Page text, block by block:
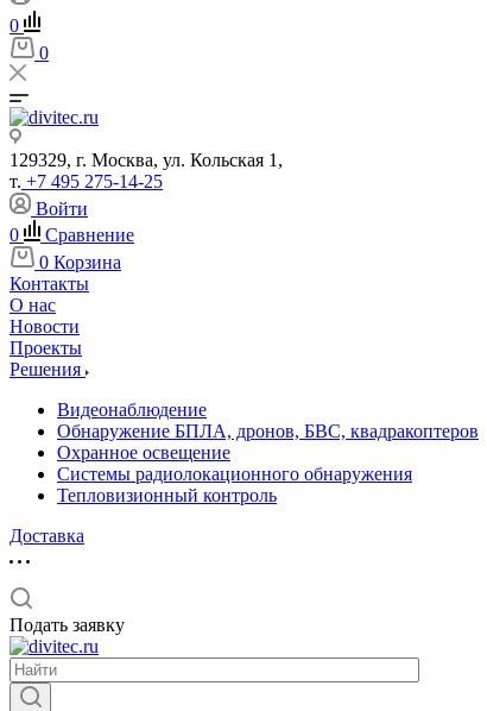
0
0
129329, г. Москва, ул. Кольская 1,
т. +7 495 275-14-25
Войти
0
Сравнение
0 Корзина
Контакты
О нас
Новости
Проекты
Решения
Видеонаблюдение
Обнаружение БПЛА, дронов, БВС, квадракоптеров
Охранное освещение
Системы радиолокационного обнаружения
Тепловизионный контроль
Доставка
Подать заявку